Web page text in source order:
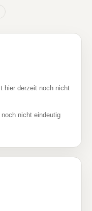
hier derzeit noch nicht
nicht eindeutig